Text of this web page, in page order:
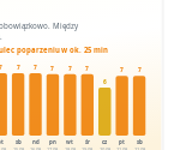
Między
poparzeniu w ok. 25 min
7 7
sb
7
nd
7
pn
7
wt
7
śr
6
cz
7
pt
7
sb